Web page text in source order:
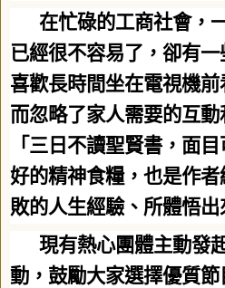
在忙碌的工商社會，
已經很不容易了，卻有一
喜歡長時間坐在電視機前
而忽略了家人需要的互動
「三日不讀聖賢書，面
好的精神食糧，也是作
敗的人生經驗、所體悟出
現有熱心團體主動發
動，鼓勵大家選擇優質